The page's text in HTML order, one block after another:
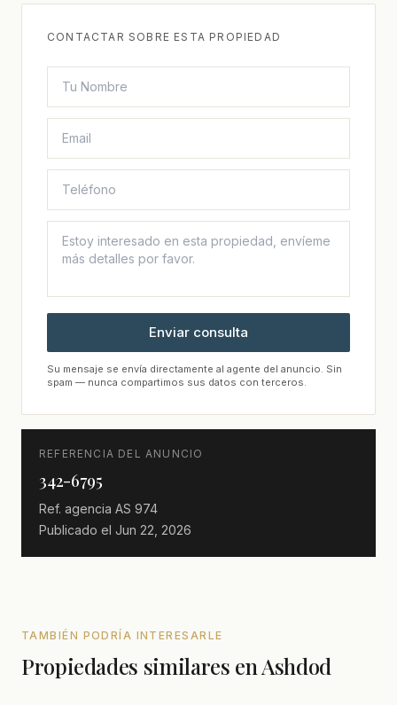
CONTACTAR SOBRE ESTA PROPIEDAD
Enviar consulta
Su mensaje se envía directamente al agente del anuncio. Sin
spam — nunca compartimos sus datos con terceros.
REFERENCIA DEL ANUNCIO
342-6795
Ref. agencia AS 974
Publicado el Jun 22, 2026
TAMBIÉN PODRÍA INTERESARLE
Propiedades similares en Ashdod